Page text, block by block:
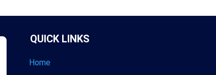
QUICK LINKS
Home